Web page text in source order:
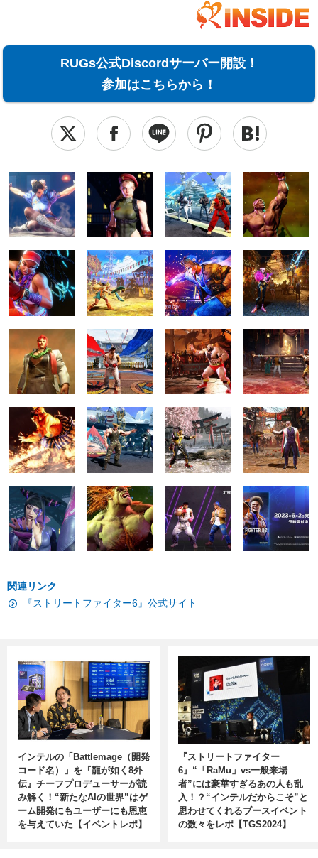
RUGs公式Discordサーバー開設！
参加はこちらから！
関連リンク
『ストリートファイター6』公式サイト
インテルの「Battlemage（開発
コード名）」を『龍が如く8外
伝』チーフプロデューサーが読
み解く！“新たなAIの世界”はゲ
ーム開発にもユーザーにも恩恵
を与えていた【イベントレポ】
『ストリートファイター
6』“「RaMu」vs一般来場
者”には豪華すぎるあの人も乱
入！？“インテルだからこそ”と
思わせてくれるブースイベント
の数々をレポ【TGS2024】